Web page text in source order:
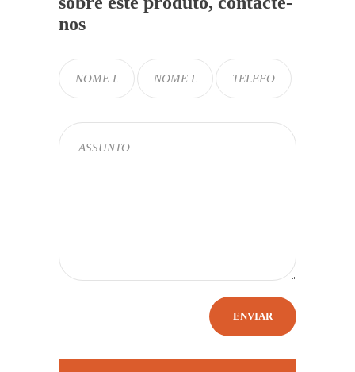
nos